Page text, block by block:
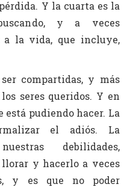
Y la cuarta es la
y a veces
a la vida, que incluye,
compartidas, y más
seres queridos. Y en
está pudiendo hacer. La
el adiós. La
debilidades,
llorar y hacerlo a veces
y es que no poder